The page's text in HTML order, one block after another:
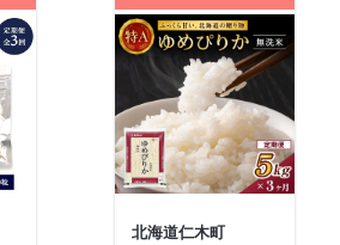
北海道仁木町